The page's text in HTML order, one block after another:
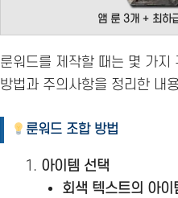
앰 룬 3개 + 최하
룬워드를 제작할 때는 몇 가지
방법과 주의사항을 정리한 내
룬워드 조합 방법
아이템 선택
회색 텍스트의 아이